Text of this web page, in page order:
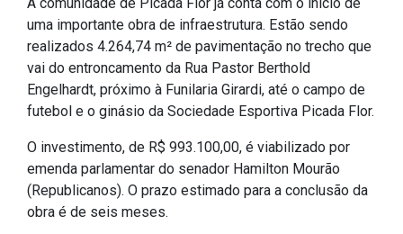
Serviços
IPTU 2026
Nota Fiscal Eletrônica
Ouvidoria
Portal do Servidor
uma importante obra de infraestrutura. Estão sendo
realizados 4.264,74 m² de pavimentação no trecho que
vai do entroncamento da Rua Pastor Berthold
Engelhardt, próximo à Funilaria Girardi, até o campo de
futebol e o ginásio da Sociedade Esportiva Picada Flor.
O investimento, de R$ 993.100,00, é viabilizado por
emenda parlamentar do senador Hamilton Mourão
(Republicanos). O prazo estimado para a conclusão da
obra é de seis meses.